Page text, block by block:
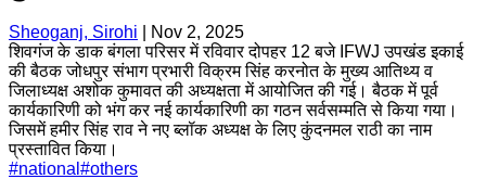
Sheoganj, Sirohi
Nov 2, 2025
शिवगंज के डाक बंगला परिसर में रविवार दोपहर 12 बजे IFWJ उपखंड इकाई
की बैठक जोधपुर संभाग प्रभारी विक्रम सिंह करनोत के मुख्य आतिथ्य व
जिलाध्यक्ष अशोक कुमावत की अध्यक्षता में आयोजित की गई। बैठक में पूर्व
कार्यकारिणी को भंग कर नई कार्यकारिणी का गठन सर्वसम्मति से किया गया।
जिसमें हमीर सिंह राव ने नए ब्लॉक अध्यक्ष के लिए कुंदनमल राठी का नाम
प्रस्तावित किया।
#national #others